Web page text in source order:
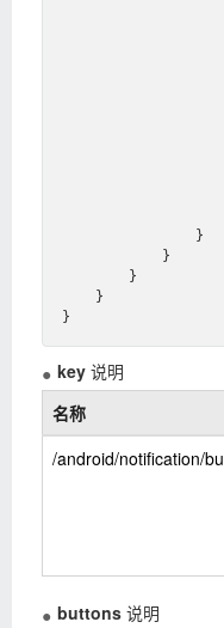
key 说明
名称
/android/notification/
buttons 说明